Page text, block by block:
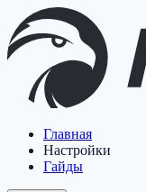
Главная
Настройки
Гайды